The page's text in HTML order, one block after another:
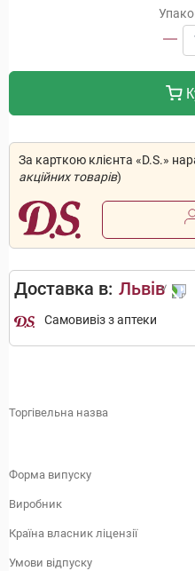
За карткою клієнта «D.S.»
акційних товарів)
Доставка в: Львів
Самовивіз з аптеки
Торгівельна назва
Форма випуску
Виробник
Країна власник ліцензії
Умови відпуску